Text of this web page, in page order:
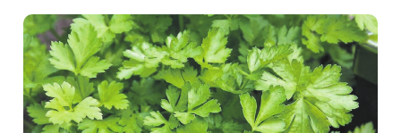
Stellen
E-
Paper